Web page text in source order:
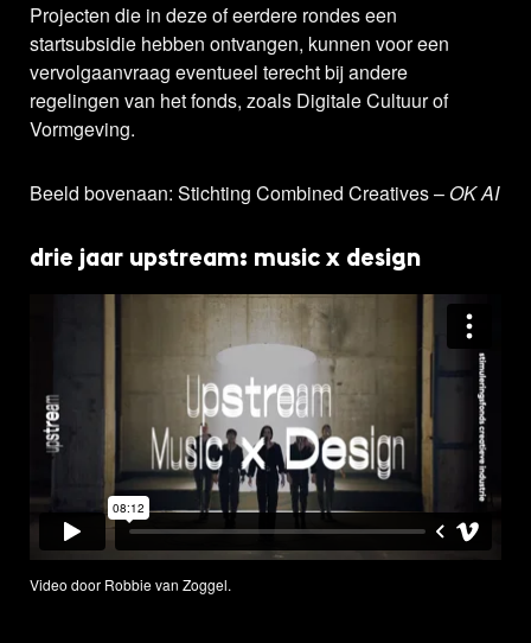
Projecten die in deze of eerdere rondes een
startsubsidie hebben ontvangen, kunnen voor een
vervolgaanvraag eventueel terecht bij andere
regelingen van het fonds, zoals Digitale Cultuur of
Vormgeving.
Beeld bovenaan: Stichting Combined Creatives – OK AI
drie jaar upstream: music x design
Video door Robbie van Zoggel.